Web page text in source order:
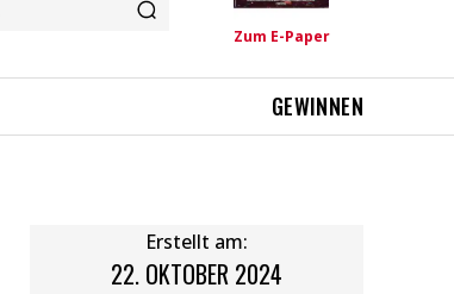
Zum E-Paper
GEWINNEN
Erstellt am:
22. OKTOBER 2024